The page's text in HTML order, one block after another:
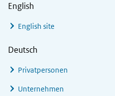
English
English site
Deutsch
Privatpersonen
Unternehmen